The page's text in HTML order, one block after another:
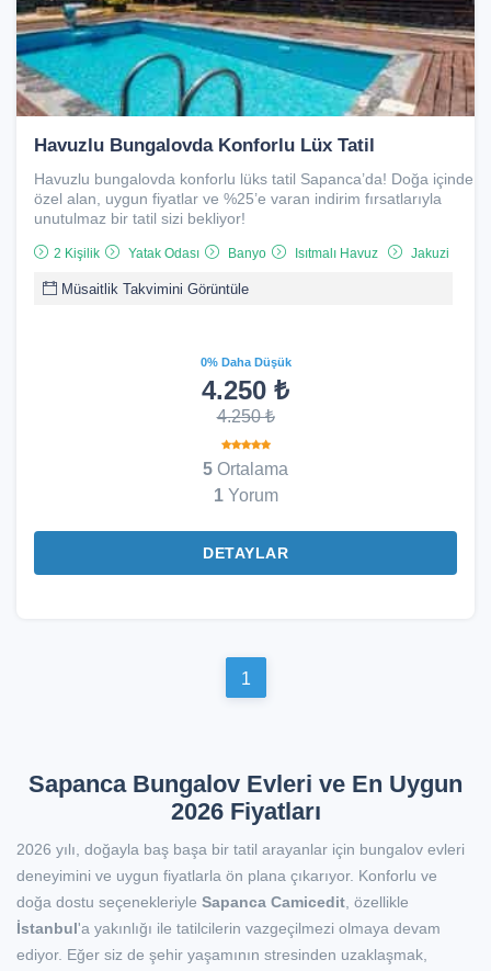
Havuzlu Bungalovda Konforlu Lüx Tatil
Havuzlu bungalovda konforlu lüks tatil Sapanca’da! Doğa içinde
özel alan, uygun fiyatlar ve %25’e varan indirim fırsatlarıyla
unutulmaz bir tatil sizi bekliyor!
2 Kişilik Yatak Odası Banyo Isıtmalı Havuz Jakuzi
Müsaitlik Takvimini Görüntüle
0% Daha Düşük
4.250 ₺
4.250 ₺
5 Ortalama
1Yorum
DETAYLAR
1
Sapanca Bungalov Evleri ve En Uygun
2026 Fiyatları
2026 yılı, doğayla baş başa bir tatil arayanlar için bungalov evleri
deneyimini ve uygun fiyatlarla ön plana çıkarıyor. Konforlu ve
doğa dostu seçenekleriyle Sapanca Camicedit , özellikle
İstanbul'a yakınlığı ile tatilcilerin vazgeçilmezi olmaya devam
ediyor. Eğer siz de şehir yaşamının stresinden uzaklaşmak,